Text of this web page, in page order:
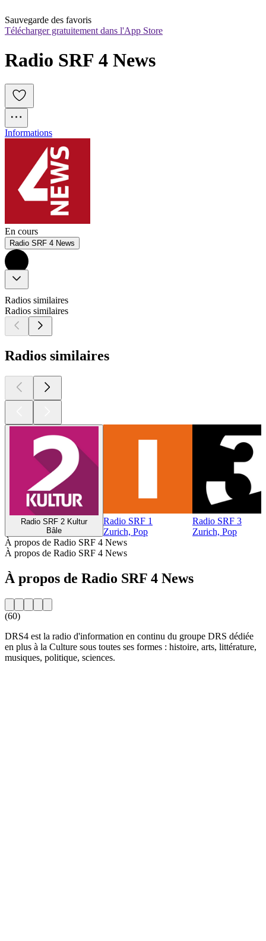
Sauvegarde des favoris
Télécharger gratuitement dans l'App Store
Radio SRF 4 News
Informations
En cours
Radio SRF 4 News
Radios similaires
Radios similaires
Radios similaires
Radio SRF 2 Kultur
Bâle
Radio SRF 1
Zurich, Pop
Radio SRF 3
Zurich, Pop
À propos de Radio SRF 4 News
À propos de Radio SRF 4 News
À propos de Radio SRF 4 News
(60)
DRS4 est la radio d'information en continu du groupe DRS dédiée
en plus à la Culture sous toutes ses formes : histoire, arts, littérature,
musiques, politique, sciences.